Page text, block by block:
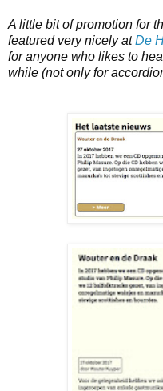
A little bit of promotion for
featured very nicely atDe
for anyone who likes to
while (not only for